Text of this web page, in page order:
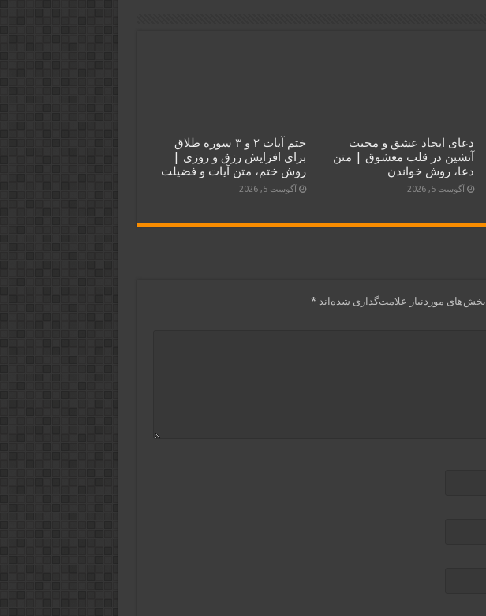
دعای ایجاد عشق و محبت
آتشین در قلب معشوق | متن
دعا، روش خواندن
آگوست 5, 2026
ختم آیات ۲ و ۳ سوره طلاق
برای افزایش رزق و روزی |
روش ختم، متن آیات و فضیلت
آگوست 5, 2026
بخش‌های موردنیاز علامت‌گذاری شده‌اند*